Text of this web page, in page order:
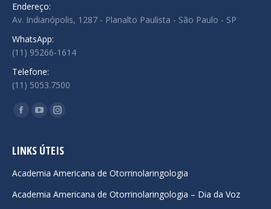
Endereço:
Av. Indianópolis, 1287 - Planalto Paulista - São Paulo - SP
WhatsApp:
(11) 95266-1614
Telefone:
(11) 5053.7500
Encontre-nos em:
Facebook
opens
new
window
YouTube
opens
new
window
Instagram
opens
new
window
LINKS ÚTEIS
Academia Americana de Otorrinolaringologia
Academia Americana de Otorrinolaringologia – Dia da Voz